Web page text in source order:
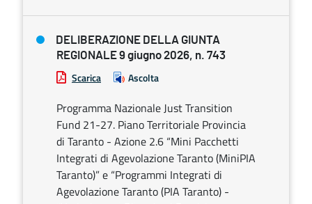
DELIBERAZIONE DELLA GIUNTA
REGIONALE 9 giugno 2026, n. 743
Scarica Ascolta
Programma Nazionale Just Transition
Fund 21-27. Piano Territoriale Provincia
di Taranto - Azione 2.6 “Mini Pacchetti
Integrati di Agevolazione Taranto (MiniPIA
Taranto)” e “Programmi Integrati di
Agevolazione Taranto (PIA Taranto) -